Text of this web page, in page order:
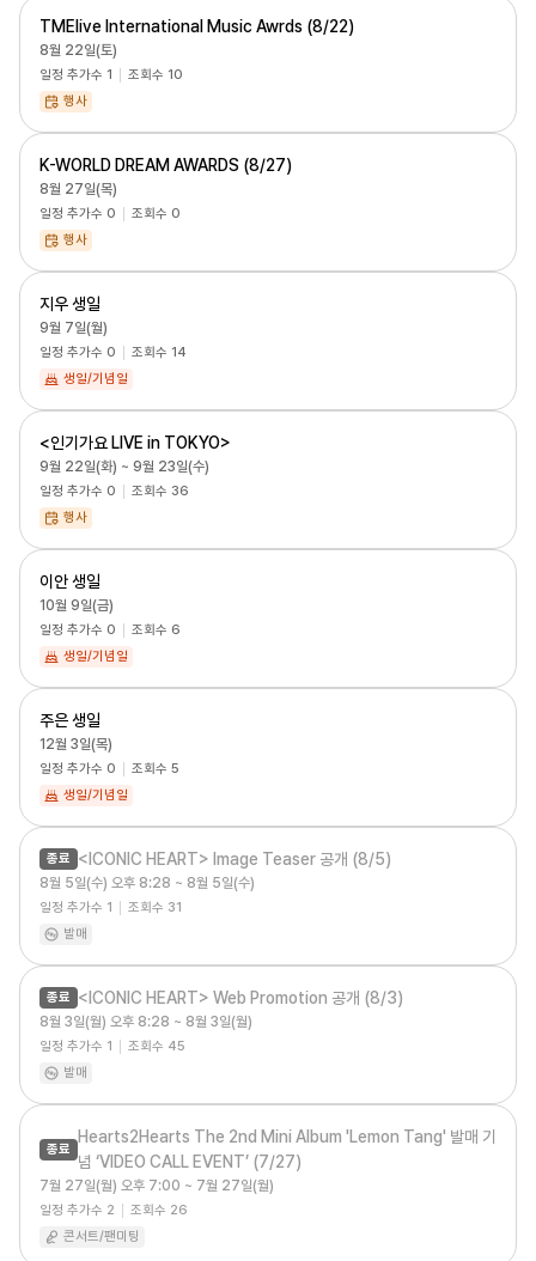
TMElive International Music Awrds (8/22)
8월 22일(토)
일정 추가수 1 조회수 10
행사
K-WORLD DREAM AWARDS (8/27)
8월 27일(목)
일정 추가수 0 조회수 0
행사
지우 생일
9월 7일(월)
일정 추가수 0 조회수 14
생일/기념일
<인기가요 LIVE in TOKYO>
9월 22일(화) ~ 9월 23일(수)
일정 추가수 0 조회수 36
행사
이안 생일
10월 9일(금)
일정 추가수 0 조회수 6
생일/기념일
주은 생일
12월 3일(목)
일정 추가수 0 조회수 5
생일/기념일
종료 <ICONIC HEART> Image Teaser 공개 (8/5)
8월 5일(수) 오후 8:28 ~ 8월 5일(수)
일정 추가수 1 조회수 31
발매
종료 <ICONIC HEART> Web Promotion 공개 (8/3)
8월 3일(월) 오후 8:28 ~ 8월 3일(월)
일정 추가수 1 조회수 45
발매
종료
Hearts2Hearts The 2nd Mini Album 'Lemon Tang' 발매 기
념 ‘VIDEO CALL EVENT’ (7/27)
7월 27일(월) 오후 7:00 ~ 7월 27일(월)
일정 추가수 2 조회수 26
콘서트/팬미팅